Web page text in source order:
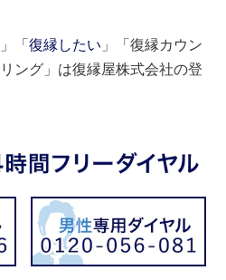
「復縁したい 」「復縁カウン
ング」は復縁屋株式会社の登